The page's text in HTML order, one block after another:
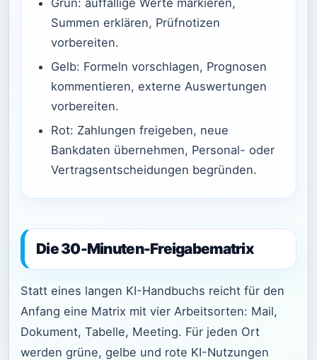
Grün: auffällige Werte markieren,
Summen erklären, Prüfnotizen
vorbereiten.
Gelb: Formeln vorschlagen, Prognosen
kommentieren, externe Auswertungen
vorbereiten.
Rot: Zahlungen freigeben, neue
Bankdaten übernehmen, Personal- oder
Vertragsentscheidungen begründen.
Die 30-Minuten-Freigabematrix
Statt eines langen KI-Handbuchs reicht für den
Anfang eine Matrix mit vier Arbeitsorten: Mail,
Dokument, Tabelle, Meeting. Für jeden Ort
werden grüne, gelbe und rote KI-Nutzungen